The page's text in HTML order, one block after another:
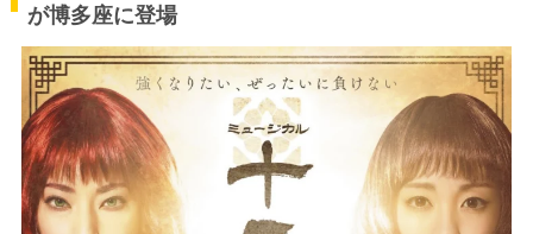
が博多座に登場